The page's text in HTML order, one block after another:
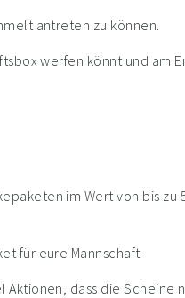
antreten zu können.
werfen könnt und am
im Wert von bis zu
für eure Mannschaft
dass die Scheine